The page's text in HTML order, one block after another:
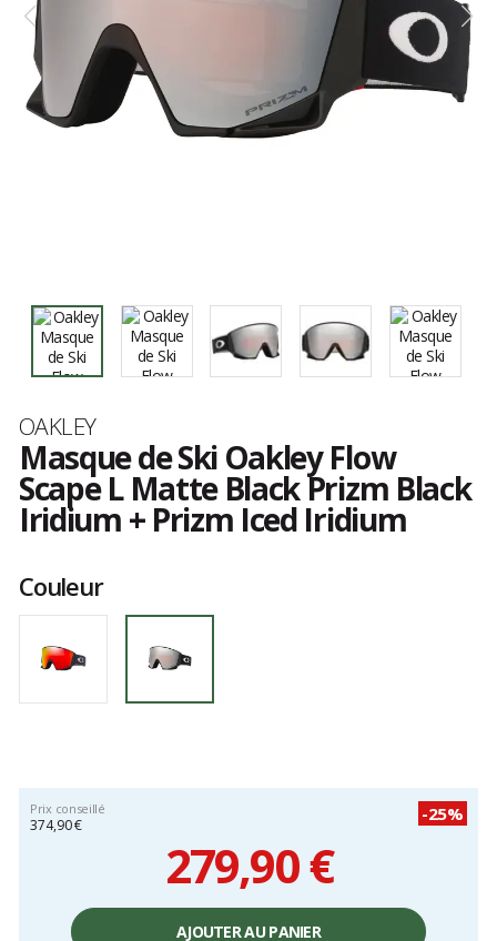
Marque
OAKLEY
Masque de Ski Oakley Flow
Scape L Matte Black Prizm Black
Iridium + Prizm Iced Iridium
clients
Couleur
Prix conseillé
374,90 €
-25%
279,90 €
unitaire,
AJOUTER AU PANIER